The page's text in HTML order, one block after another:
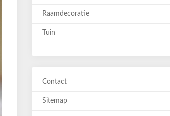
Raamdecoratie
Tuin
Contact
Sitemap